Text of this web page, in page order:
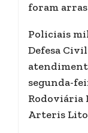
foram
Policiais
Defesa
segunda-
Rodoviária
Arteris